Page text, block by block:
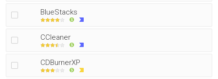
BlueStacks
CCleaner
CDBurnerXP